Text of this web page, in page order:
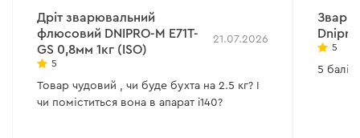
Дріт зварювальний
флюсовий DNIPRO-M E71T-
GS 0,8мм 1кг (ISO)
5
21.07.2026
Товар чудовий , чи буде бухта на 2.5 кг? І
чи поміститься вона в апарат i140?
5
5 балів!